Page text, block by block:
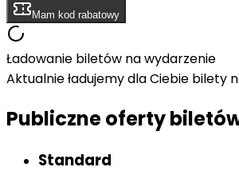
Mam kod rabatowy
Ładowanie biletów na wydarzenie
Aktualnie ładujemy dla Ciebie bilety
Publiczne oferty
Standard